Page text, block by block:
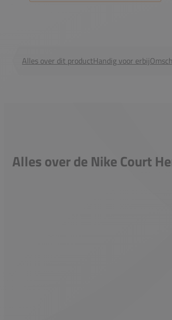
Alles over dit productHandig voor erbij
Alles over de Nike Court